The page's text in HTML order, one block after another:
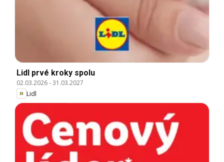
Lidl prvé kroky spolu
02.03.2026-31.03.2027
Lidl